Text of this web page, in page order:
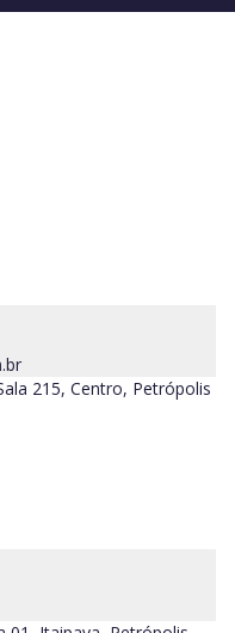
215, Centro, Petrópolis